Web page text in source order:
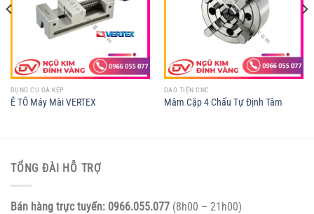
DỤNG CỤ GÁ KẸP
Ê TÔ Máy Mài VERTEX
DAO TIỆN CNC
Mâm Cặp 4 Chấu Tự Định Tâm
TỔNG ĐÀI HỖ TRỢ
Bán hàng trực tuyến: 0966.055.077 (8h00 – 21h00)